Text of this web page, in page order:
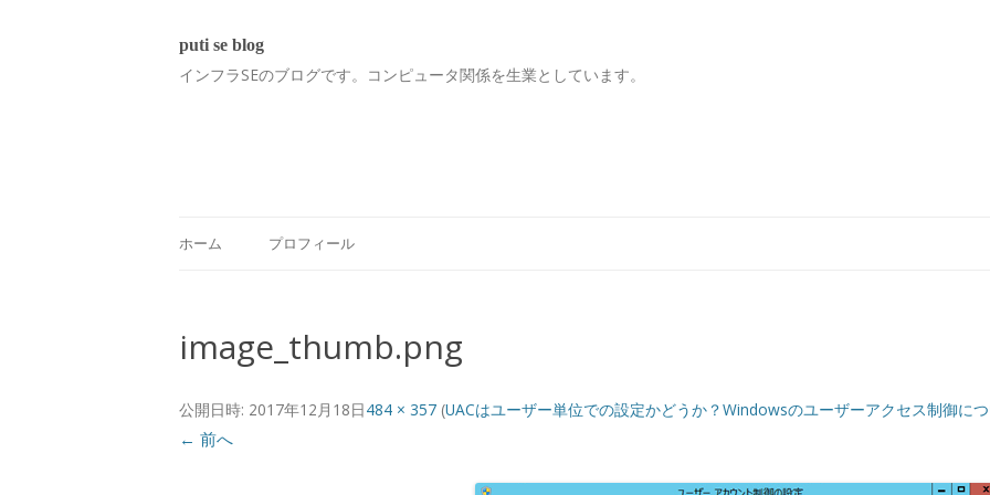
puti se blog
インフラSEのブログです。コンピュータ関係を生業としています。
ホーム プロフィール
image_thumb.png
公開日時: 2017年12月18日484 × 357(UACはユーザー単位での設定かどうか？Windowsのユーザーアクセス制御に
← 前へ